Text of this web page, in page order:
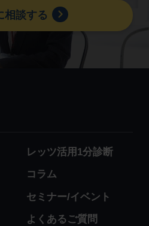
相談する
レッツ活用1分診断
コラム
セミナー/イベント
よくあるご質問